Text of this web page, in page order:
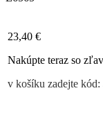
23,40 €
Nakúpte teraz so
v košíku zadejte kód: